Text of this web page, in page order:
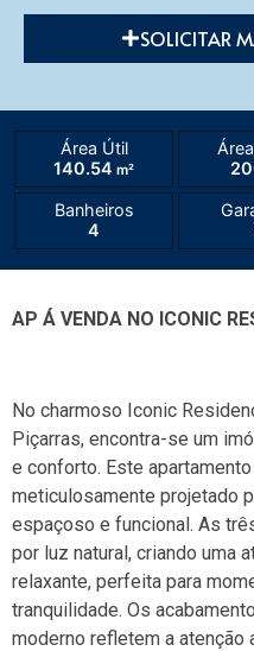
SOLICITAR
Área Útil
140.54 m²
Banheiros
4
AP Á VENDA NO ICONIC
No charmoso Iconic
Piçarras, encontra-se um
e conforto. Este
meticulosamente projetado
espaçoso e funcional. As
por luz natural, criando uma
relaxante, perfeita para
tranquilidade. Os
moderno refletem a atenção